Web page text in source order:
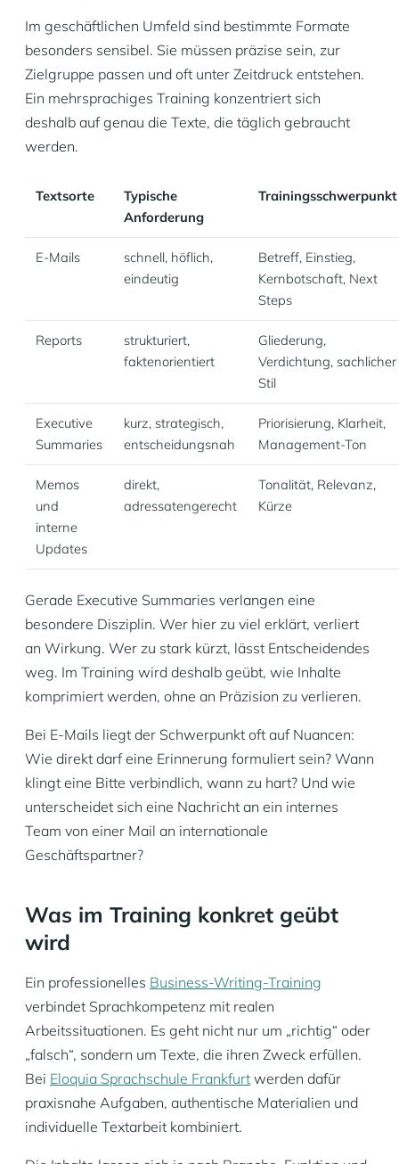
Im geschäftlichen Umfeld sind bestimmte Formate
besonders sensibel. Sie müssen präzise sein, zur
Zielgruppe passen und oft unter Zeitdruck entstehen.
Ein mehrsprachiges Training konzentriert sich
deshalb auf genau die Texte, die täglich gebraucht
werden.
Textsorte
Typische
Anforderung
Trainingsschwerpunkt
E-Mails
schnell, höflich,
eindeutig
Betreff, Einstieg,
Kernbotschaft, Next
Steps
Reports
strukturiert,
faktenorientiert
Gliederung,
Verdichtung, sachlicher
Stil
Executive
Summaries
kurz, strategisch,
entscheidungsnah
Priorisierung, Klarheit,
Management-Ton
Memos
und
interne
Updates
direkt,
adressatengerecht
Tonalität, Relevanz,
Kürze
Gerade Executive Summaries verlangen eine
besondere Disziplin. Wer hier zu viel erklärt, verliert
an Wirkung. Wer zu stark kürzt, lässt Entscheidendes
weg. Im Training wird deshalb geübt, wie Inhalte
komprimiert werden, ohne an Präzision zu verlieren.
Bei E-Mails liegt der Schwerpunkt oft auf Nuancen:
Wie direkt darf eine Erinnerung formuliert sein? Wann
klingt eine Bitte verbindlich, wann zu hart? Und wie
unterscheidet sich eine Nachricht an ein internes
Team von einer Mail an internationale
Geschäftspartner?
Was im Training konkret geübt
wird
Ein professionelles Business-Writing-Training
verbindet Sprachkompetenz mit realen
Arbeitssituationen. Es geht nicht nur um „richtig“ oder
„falsch“, sondern um Texte, die ihren Zweck erfüllen.
Bei Eloquia Sprachschule Frankfurt werden dafür
praxisnahe Aufgaben, authentische Materialien und
individuelle Textarbeit kombiniert.